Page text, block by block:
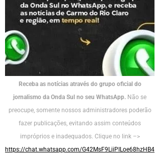
Receba as notícias através do grupo oficial do
jornalismo da Onda Sul no seu WhatsApp. Não se
preocupe, somente nossos administradores poderão
fazer publicações, evitando assim conteúdos
impróprios e inadequados. Clique no link –>
https://chat.whatsapp.com/G42MsF9LiiPILoe68hzHB4